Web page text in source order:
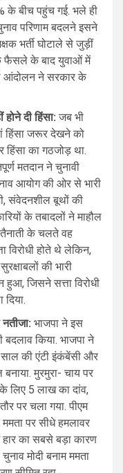
के बीच पहुंच गई. भले ही
परिणाम बदलने इसने
भर्ती घोटाले से जुड़ीं
फैसले के बाद युवाओं में
आंदोलन ने सरकार के
दी हिंसा: जब भी
हिंसा जरूर देखने को
हिंसा का गठजोड़ था.
मतदान ने चुनावी
आयोग की ओर से भारी
संवेदनशील बूथों की
के तबादलों ने माहौल
तैनाती के चलते वह
विरोधी होते थे लेकिन,
की भारी
हुआ, जिसने सत्ता विरोधी
भाजपा ने इस
किया. भाजपा ने
साल की एंटी इंकंबेंसी और
मुरमुरा- चाय पर
लिए 5 लाख का दांव,
पर चला गया. पीएम
ममता पर सीधे हमलावर
हार का सबसे बड़ा कारण
मोदी बनाम ममता